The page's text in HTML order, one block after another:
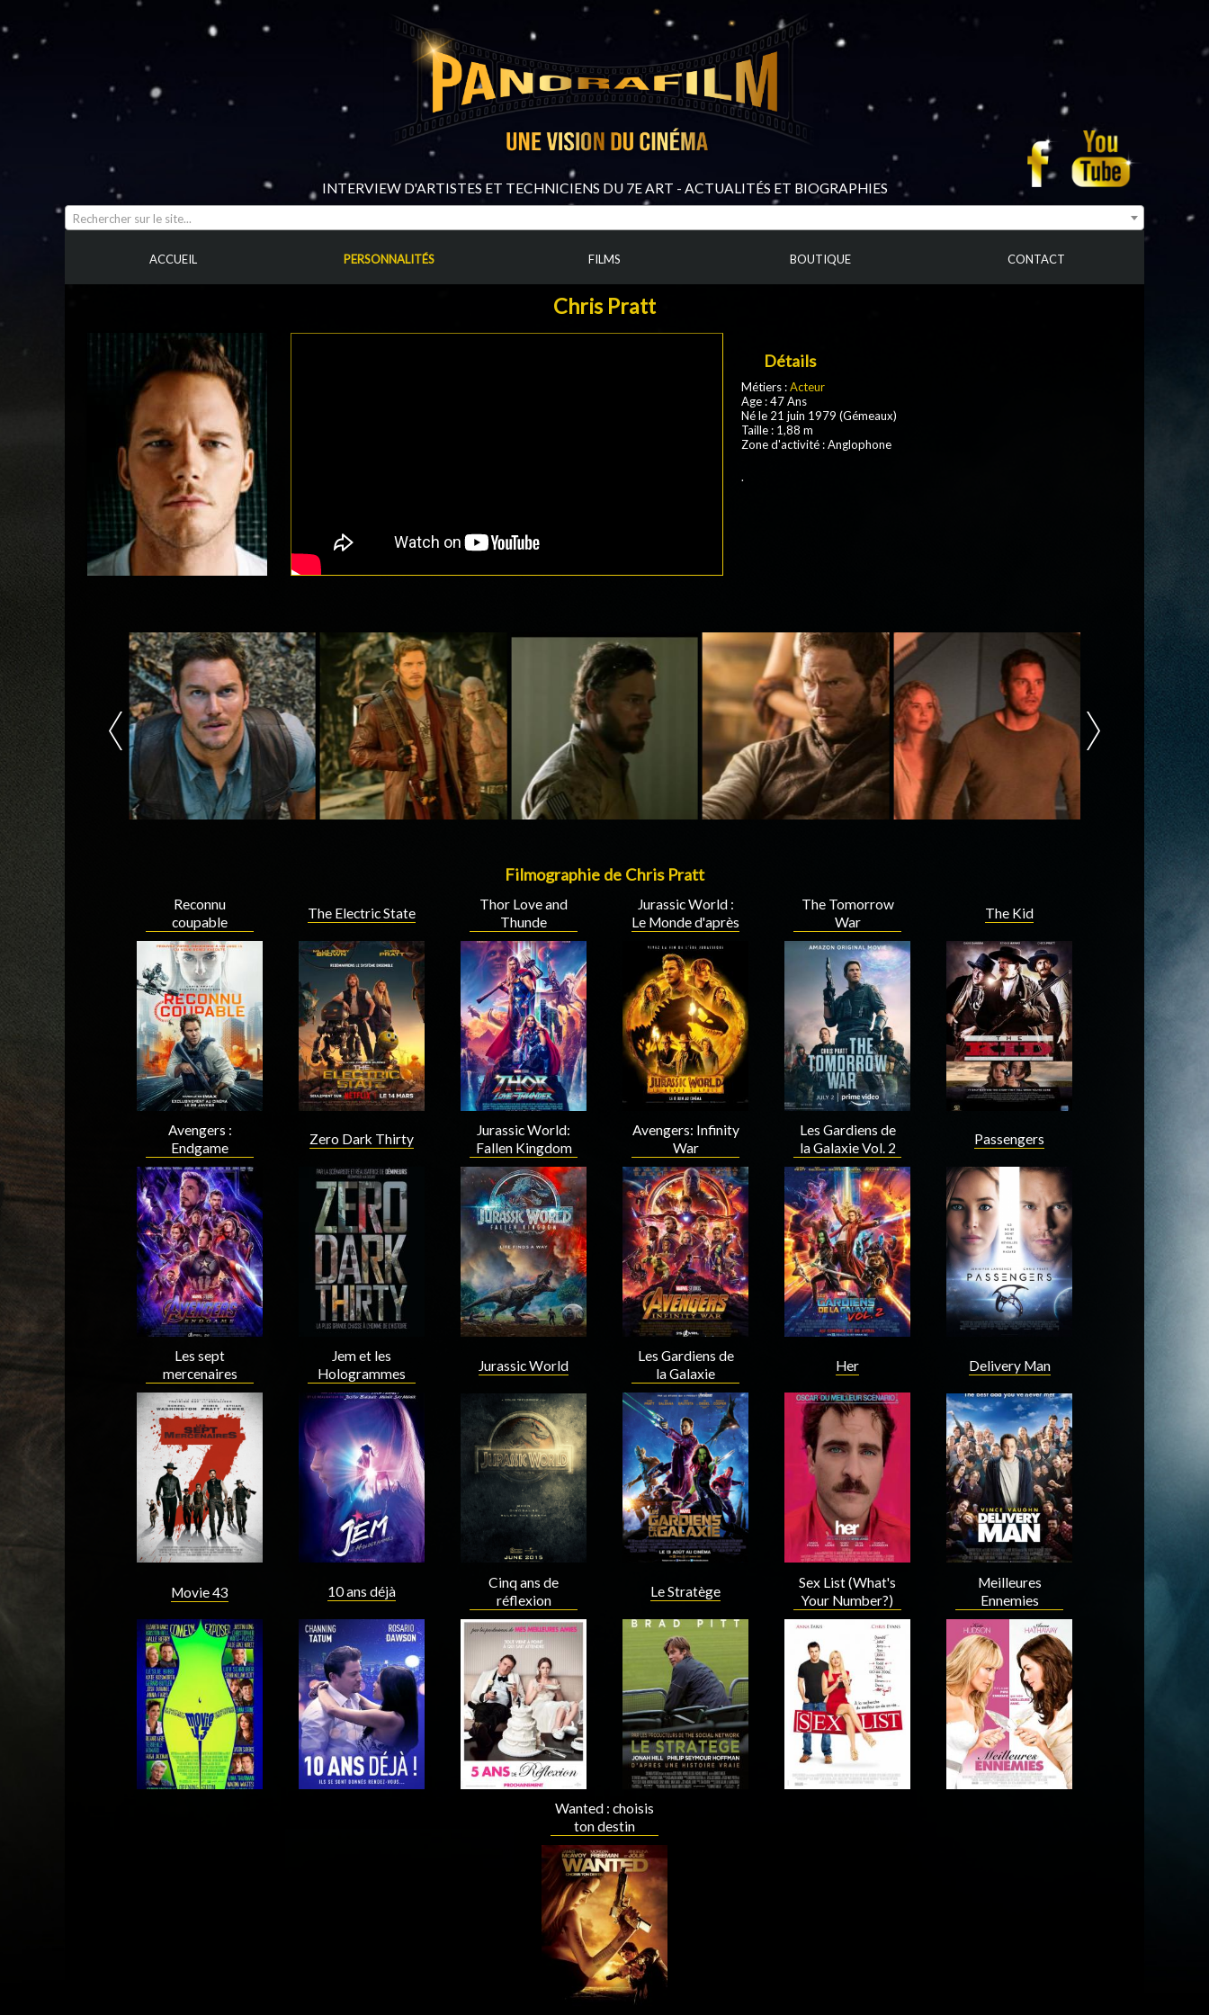
INTERVIEW D'ARTISTES ET TECHNICIENS DU 7E ART - ACTUALITÉS ET BIOGRAPHIES
Rechercher sur le site...
ACCUEIL PERSONNALITÉS FILMS BOUTIQUE CONTACT
Chris Pratt
Détails
Métiers :Acteur
Age : 47 Ans
Né le 21 juin 1979 (Gémeaux)
Taille : 1,88 m
Zone d'activité : Anglophone
.
Filmographie de Chris Pratt
Reconnu
coupable
Acteur
The Electric State
Acteur
Thor Love and
Thunde
Acteur
Jurassic World :
Le Monde d'après
Acteur
The Tomorrow
War
Acteur
The Kid
Acteur
Avengers :
Endgame
Acteur
Zero Dark Thirty
Acteur
Jurassic World:
Fallen Kingdom
Acteur
Avengers: Infinity
War
Acteur
Les Gardiens de
la Galaxie Vol. 2
Acteur
Passengers
Acteur
Les sept
mercenaires
Acteur
Jem et les
Hologrammes
Acteur
Jurassic World
Acteur
Les Gardiens de
la Galaxie
Acteur
Her
Acteur
Delivery Man
Acteur
Movie 43 10 ans déjà
Cinq ans de
réflexion
Le Stratège
Sex List (What's
Your Number?)
Meilleures
Ennemies
Wanted : choisis
ton destin